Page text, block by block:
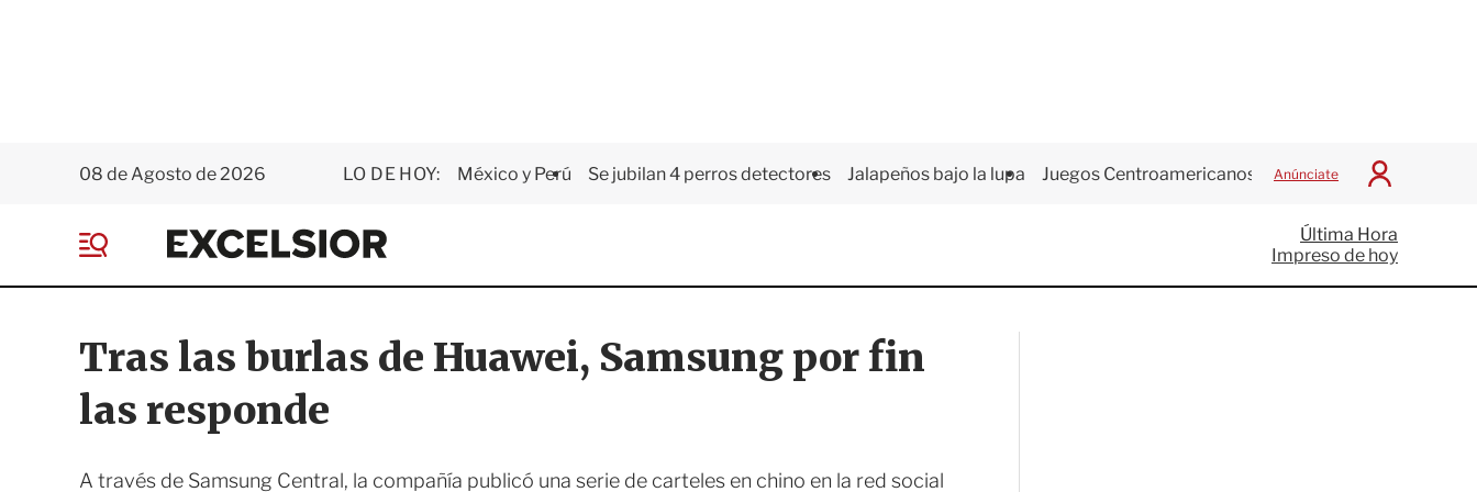
08 de Agosto de 2026 LO DE HOY: México y Perú Se jubilan 4 perros detectores Jalapeños bajo la lupa Juegos Centroamericanos Anúnciate
I
c
i
a
E
x
e
s
i
o
e
Última Hora
Impreso de hoy
Tras las burlas de Huawei, Samsung por fin
las responde
A través de Samsung Central, la compañía publicó una serie de carteles en chino en la red social